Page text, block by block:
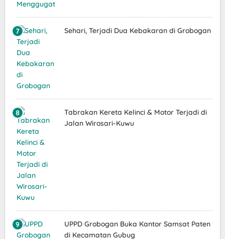
Sehari, Terjadi Dua Kebakaran di Grobogan
Tabrakan Kereta Kelinci & Motor Terjadi di
Jalan Wirosari-Kuwu
UPPD Grobogan Buka Kantor Samsat Paten
di Kecamatan Gubug